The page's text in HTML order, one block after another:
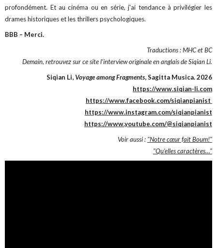
profondément. Et au cinéma ou en série, j'ai tendance à privilégier les
drames historiques et les thrillers psychologiques.
BBB – Merci.
Traductions : MHC et BC
Demain, retrouvez sur ce site l’interview originale en anglais de Siqian Li.
Siqian Li, Voyage among Fragments, Sagitta Musica. 2026
https://www.siqian-li.com
https://www.facebook.com/siqianpianist
https://www.instagram.com/siqianpianist
https://www.youtube.com/@siqianpianist
Voir aussi : "Notre cœur fait Boum!"
"Qu’elles caractères…"